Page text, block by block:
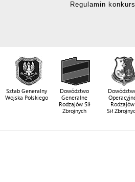
Regulamin
Sztab Generalny
Wojska Polskiego
Dowództwo
Generalne
Rodzajów Sił
Zbrojnych
Rodzajów
Sił